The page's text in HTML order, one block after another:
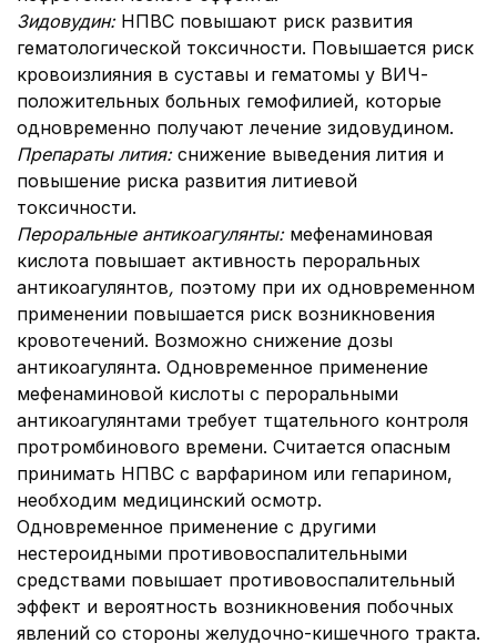
Зидовудин: НПВС повышают риск развития
гематологической токсичности. Повышается риск
кровоизлияния в суставы и гематомы у ВИЧ-
положительных больных гемофилией, которые
одновременно получают лечение зидовудином.
Препараты лития: снижение выведения лития и
повышение риска развития литиевой
токсичности.
Пероральные антикоагулянты: мефенаминовая
кислота повышает активность пероральных
антикоагулянтов, поэтому при их одновременном
применении повышается риск возникновения
кровотечений. Возможно снижение дозы
антикоагулянта. Одновременное применение
мефенаминовой кислоты с пероральными
антикоагулянтами требует тщательного контроля
протромбинового времени. Считается опасным
принимать НПВС с варфарином или гепарином,
необходим медицинский осмотр.
Одновременное применение с другими
нестероидными противовоспалительными
средствами повышает противовоспалительный
эффект и вероятность возникновения побочных
явлений со стороны желудочно-кишечного тракта.